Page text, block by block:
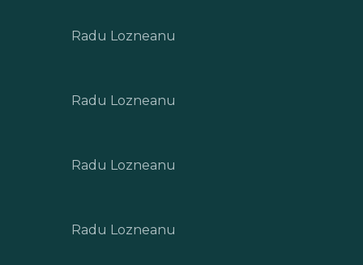
Radu Lozneanu
Radu Lozneanu
Radu Lozneanu
Radu Lozneanu